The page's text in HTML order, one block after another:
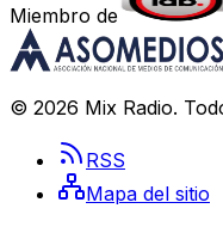
Miembro de
© 2026 Mix Radio.
RSS
Mapa del sitio